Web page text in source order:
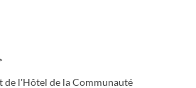
de l'Hôtel de la Communauté